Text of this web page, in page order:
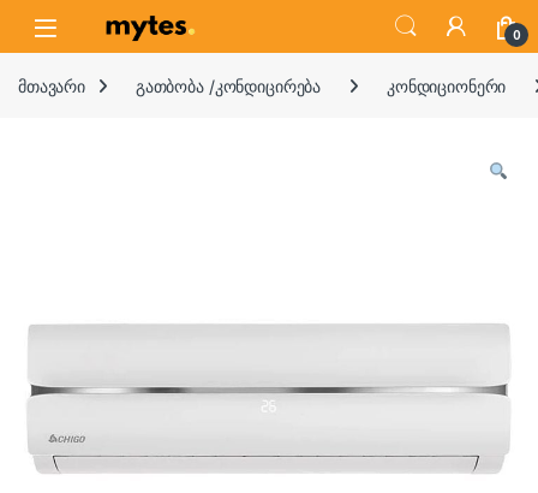
Open 0
მთავარი გათბობა /კონდიცირება კონდიციონერი